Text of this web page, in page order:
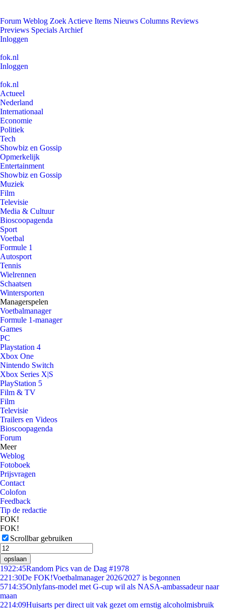
Forum Weblog Zoek Actieve Items Nieuws Columns Reviews
Previews Specials Archief
Inloggen
fok.nl
Inloggen
fok.nl
Actueel
Nederland
Internationaal
Economie
Politiek
Tech
Showbiz en Gossip
Opmerkelijk
Entertainment
Showbiz en Gossip
Muziek
Film
Televisie
Media & Cultuur
Bioscoopagenda
Sport
Voetbal
Formule 1
Autosport
Tennis
Wielrennen
Schaatsen
Wintersporten
Managerspelen
Voetbalmanager
Formule 1-manager
Games
PC
Playstation 4
Xbox One
Nintendo Switch
Xbox Series X|S
PlayStation 5
Film & TV
Film
Televisie
Trailers en Videos
Bioscoopagenda
Forum
Meer
Weblog
Fotoboek
Prijsvragen
Contact
Colofon
Feedback
Tip de redactie
FOK!
FOK!
Scrollbar gebruiken
opslaan
1922:45Random Pics van de Dag #1978
221:30De FOK!Voetbalmanager 2026/2027 is begonnen
5714:35Onlyfans-model met G-cup wil als NASA-ambassadeur naar
maan
2214:09Huisarts per direct uit vak gezet om ernstig alcoholmisbruik